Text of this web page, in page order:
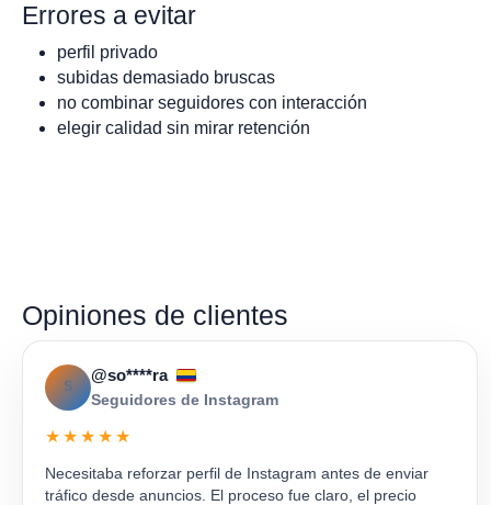
Errores a evitar
perfil privado
subidas demasiado bruscas
no combinar seguidores con interacción
elegir calidad sin mirar retención
Opiniones de clientes
S
@so****ra
Seguidores de Instagram
★★★★★
Necesitaba reforzar perfil de Instagram antes de enviar
tráfico desde anuncios. El proceso fue claro, el precio